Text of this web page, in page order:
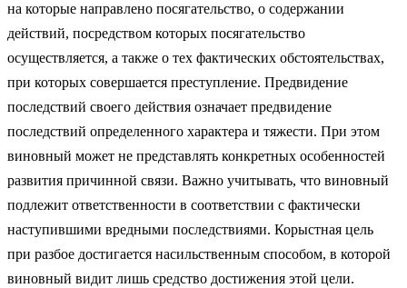
на которые направлено посягательство, о содержании
действий, посредством которых посягательство
осуществляется, а также о тех фактических обстоятельствах,
при которых совершается преступление. Предвидение
последствий своего действия означает предвидение
последствий определенного характера и тяжести. При этом
виновный может не представлять конкретных особенностей
развития причинной связи. Важно учитывать, что виновный
подлежит ответственности в соответствии с фактически
наступившими вредными последствиями. Корыстная цель
при разбое достигается насильственным способом, в которой
виновный видит лишь средство достижения этой цели.